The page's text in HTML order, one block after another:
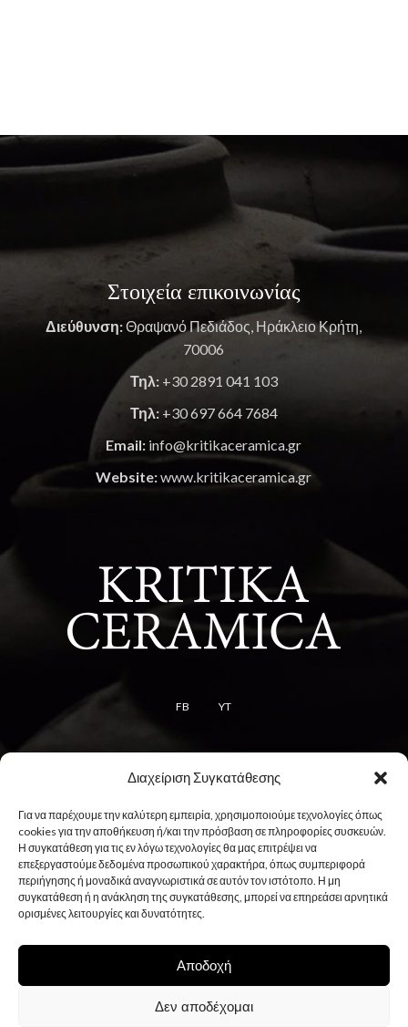
Διαχείριση Συγκατάθεσης
Για να παρέχουμε την καλύτερη εμπειρία, χρησιμοποιούμε τεχνολογίες όπως
cookies για την αποθήκευση ή/και την πρόσβαση σε πληροφορίες συσκευών.
Η συγκατάθεση για τις εν λόγω τεχνολογίες θα μας επιτρέψει να
επεξεργαστούμε δεδομένα προσωπικού χαρακτήρα, όπως συμπεριφορά
περιήγησης ή μοναδικά αναγνωριστικά σε αυτόν τον ιστότοπο. Η μη
συγκατάθεση ή η ανάκληση της συγκατάθεσης, μπορεί να επηρεάσει αρνητικά
ορισμένες λειτουργίες και δυνατότητες.
Αποδοχή
Δεν αποδέχομαι
Στοιχεία επικοινωνίας
Διεύθυνση:Θραψανό Πεδιάδος, Ηράκλειο Κρήτη,
70006
Τηλ: +30 2891 041 103
Τηλ: +30 697 664 7684
Email: info@kritikaceramica.gr
Website:www.kritikaceramica.gr
FB YT
Όροι χρήσης
Πολιτική cookies
Πολιτική απορρήτου